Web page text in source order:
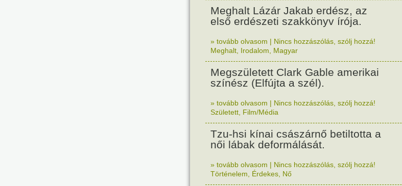
Meghalt Lázár Jakab erdész, az
első erdészeti szakkönyv írója.
» tovább olvasom | Nincs hozzászólás, szólj hozzá!
Meghalt Irodalom Magyar
Megszületett Clark Gable amerikai
színész (Elfújta a szél).
» tovább olvasom | Nincs hozzászólás, szólj hozzá!
Született Film/Média
Tzu-hsi kínai császárnő betiltotta a
női lábak deformálását.
» tovább olvasom | Nincs hozzászólás, szólj hozzá!
Történelem
Érdekes Nő